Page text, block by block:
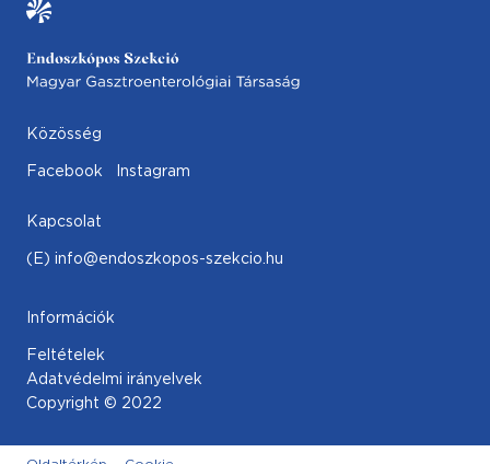
Közösség
Facebook Instagram
Kapcsolat
(E) info@endoszkopos-szekcio.hu
Információk
Feltételek
Adatvédelmi irányelvek
Copyright © 2022